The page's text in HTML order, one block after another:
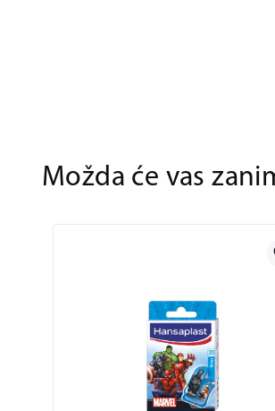
Možda će vas